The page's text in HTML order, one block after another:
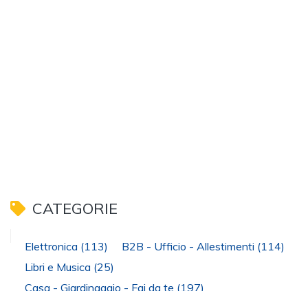
CATEGORIE
Elettronica (113) B2B - Ufficio - Allestimenti (114)
Libri e Musica (25)
Casa - Giardinaggio - Fai da te (197)